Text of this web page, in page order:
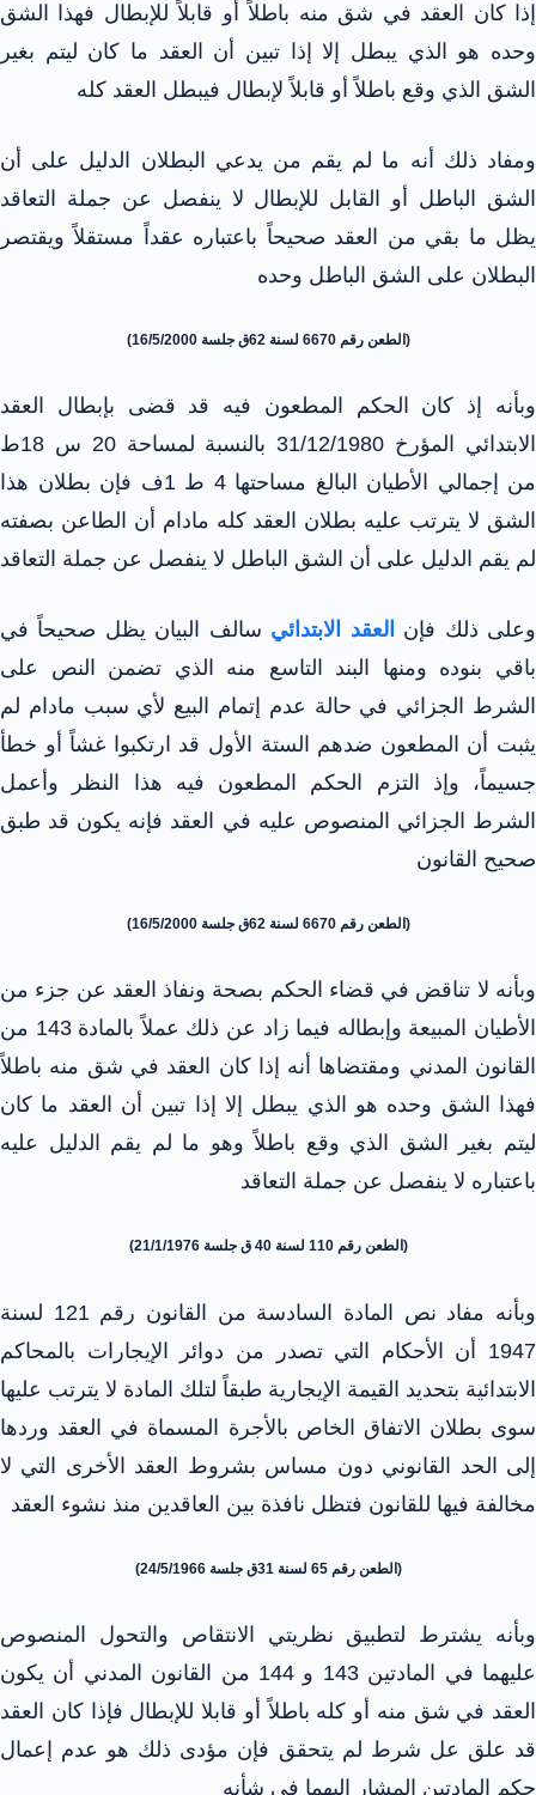
إذا كان العقد في شق منه باطلاً أو قابلاً للإبطال فهذا الشق
وحده هو الذي يبطل إلا إذا تبين أن العقد ما كان ليتم بغير
الشق الذي وقع باطلاً أو قابلاً لإبطال فيبطل العقد كله
ومفاد ذلك أنه ما لم يقم من يدعي البطلان الدليل على أن
الشق الباطل أو القابل للإبطال لا ينفصل عن جملة التعاقد
يظل ما بقي من العقد صحيحاً باعتباره عقداً مستقلاً ويقتصر
البطلان على الشق الباطل وحده
(الطعن رقم 6670 لسنة 62ق جلسة 16/5/2000)
وبأنه إذ كان الحكم المطعون فيه قد قضى بإبطال العقد
الابتدائي المؤرخ 31/12/1980 بالنسبة لمساحة 20 س 18ط
من إجمالي الأطيان البالغ مساحتها 4 ط 1ف فإن بطلان هذا
الشق لا يترتب عليه بطلان العقد كله مادام أن الطاعن بصفته
لم يقم الدليل على أن الشق الباطل لا ينفصل عن جملة التعاقد
وعلى ذلك فإن العقد الابتدائي سالف البيان يظل صحيحاً في
باقي بنوده ومنها البند التاسع منه الذي تضمن النص على
الشرط الجزائي في حالة عدم إتمام البيع لأي سبب مادام لم
يثبت أن المطعون ضدهم الستة الأول قد ارتكبوا غشاً أو خطأ
جسيماً، وإذ التزم الحكم المطعون فيه هذا النظر وأعمل
الشرط الجزائي المنصوص عليه في العقد فإنه يكون قد طبق
صحيح القانون
(الطعن رقم 6670 لسنة 62ق جلسة 16/5/2000)
وبأنه لا تناقض في قضاء الحكم بصحة ونفاذ العقد عن جزء من
الأطيان المبيعة وإبطاله فيما زاد عن ذلك عملاً بالمادة 143 من
القانون المدني ومقتضاها أنه إذا كان العقد في شق منه باطلاً
فهذا الشق وحده هو الذي يبطل إلا إذا تبين أن العقد ما كان
ليتم بغير الشق الذي وقع باطلاً وهو ما لم يقم الدليل عليه
باعتباره لا ينفصل عن جملة التعاقد
(الطعن رقم 110 لسنة 40 ق جلسة 21/1/1976)
وبأنه مفاد نص المادة السادسة من القانون رقم 121 لسنة
1947 أن الأحكام التي تصدر من دوائر الإيجارات بالمحاكم
الابتدائية بتحديد القيمة الإيجارية طبقاً لتلك المادة لا يترتب عليها
سوى بطلان الاتفاق الخاص بالأجرة المسماة في العقد وردها
إلى الحد القانوني دون مساس بشروط العقد الأخرى التي لا
مخالفة فيها للقانون فتظل نافذة بين العاقدين منذ نشوء العقد
(الطعن رقم 65 لسنة 31ق جلسة 24/5/1966)
وبأنه يشترط لتطبيق نظريتي الانتقاص والتحول المنصوص
عليهما في المادتين 143 و 144 من القانون المدني أن يكون
العقد في شق منه أو كله باطلاً أو قابلا للإبطال فإذا كان العقد
قد علق عل شرط لم يتحقق فإن مؤدى ذلك هو عدم إعمال
حكم المادتين المشار إليهما في شأنه